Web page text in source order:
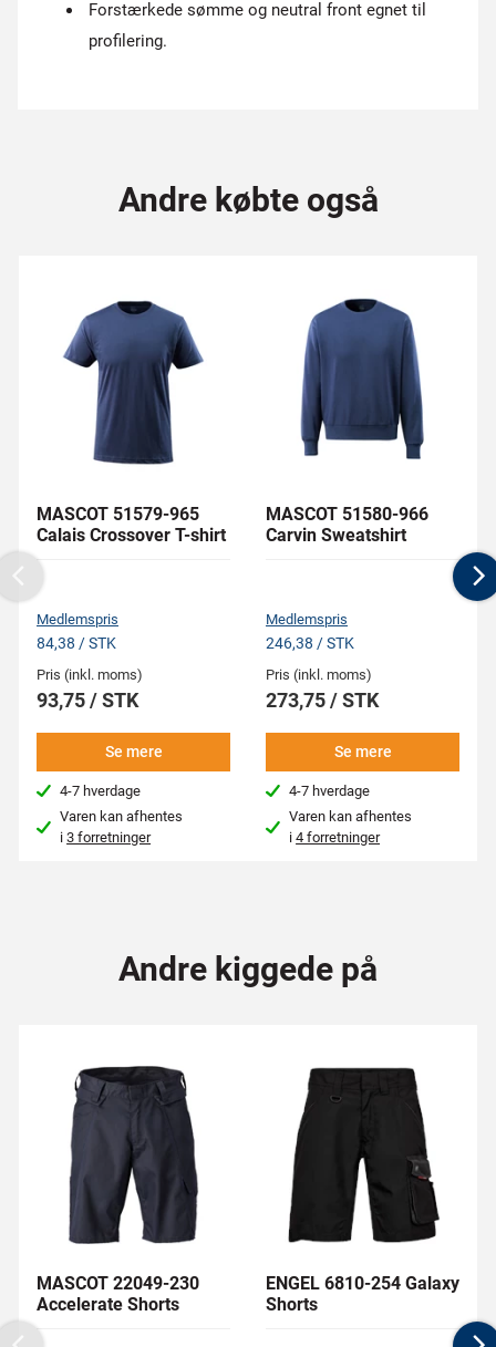
Forstærkede sømme og neutral front egnet til
profilering.
Andre købte også
MASCOT 51579-965
Calais Crossover T-shirt
Medlemspris
84,38 / STK
Pris (inkl. moms)
93,75 / STK
Se mere
4-7 hverdage
Varen kan afhentes
i3 forretninger
MASCOT 51580-966
Carvin Sweatshirt
Medlemspris
246,38 / STK
Pris (inkl. moms)
273,75 / STK
Se mere
4-7 hverdage
Varen kan afhentes
i4 forretninger
Previous
Andre kiggede på
MASCOT 22049-230
Accelerate Shorts
ENGEL 6810-254 Galaxy
Shorts